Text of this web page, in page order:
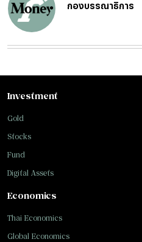
กองบรรณาธิการ
Investment
Gold
Stocks
Fund
Digital Assets
Economics
Thai Economics
Global Economics